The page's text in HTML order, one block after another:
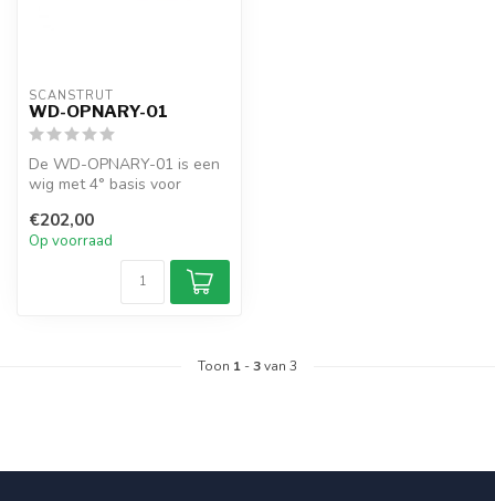
SCANSTRUT
WD-OPNARY-01
De WD-OPNARY-01 is een
wig met 4° basis voor
€202,00
Op voorraad
Toon 1 -3van 3